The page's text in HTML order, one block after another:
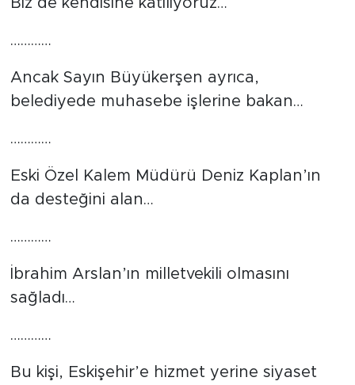
Biz de kendisine katılıyoruz…
…………
Ancak Sayın Büyükerşen ayrıca,
belediyede muhasebe işlerine bakan…
…………
Eski Özel Kalem Müdürü Deniz Kaplan’ın
da desteğini alan…
…………
İbrahim Arslan’ın milletvekili olmasını
sağladı…
…………
Bu kişi, Eskişehir’e hizmet yerine siyaset